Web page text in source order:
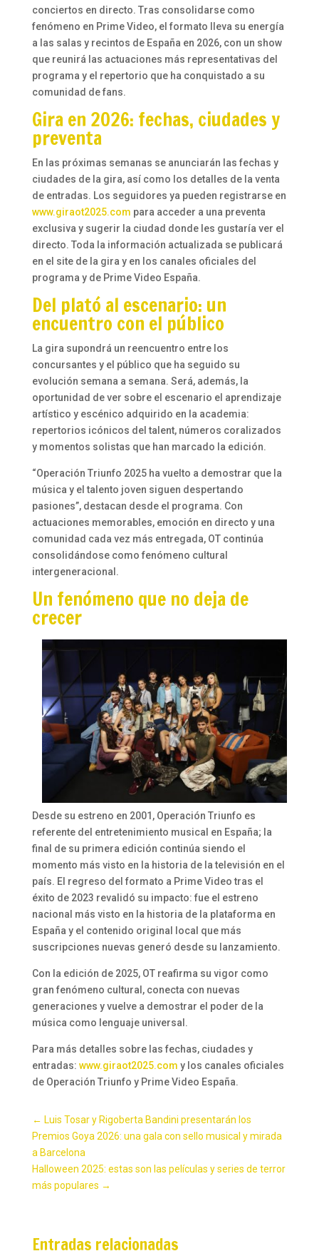
conciertos en directo. Tras consolidarse como
fenómeno en Prime Video, el formato lleva su energía
a las salas y recintos de España en 2026, con un show
que reunirá las actuaciones más representativas del
programa y el repertorio que ha conquistado a su
comunidad de fans.
Gira en 2026: fechas, ciudades y
preventa
En las próximas semanas se anunciarán las fechas y
ciudades de la gira, así como los detalles de la venta
de entradas. Los seguidores ya pueden registrarse en
www.giraot2025.com para acceder a una preventa
exclusiva y sugerir la ciudad donde les gustaría ver el
directo. Toda la información actualizada se publicará
en el site de la gira y en los canales oficiales del
programa y de Prime Video España.
Del plató al escenario: un
encuentro con el público
La gira supondrá un reencuentro entre los
concursantes y el público que ha seguido su
evolución semana a semana. Será, además, la
oportunidad de ver sobre el escenario el aprendizaje
artístico y escénico adquirido en la academia:
repertorios icónicos del talent, números coralizados
y momentos solistas que han marcado la edición.
“Operación Triunfo 2025 ha vuelto a demostrar que la
música y el talento joven siguen despertando
pasiones”, destacan desde el programa. Con
actuaciones memorables, emoción en directo y una
comunidad cada vez más entregada, OT continúa
consolidándose como fenómeno cultural
intergeneracional.
Un fenómeno que no deja de
crecer
Desde su estreno en 2001, Operación Triunfo es
referente del entretenimiento musical en España; la
final de su primera edición continúa siendo el
momento más visto en la historia de la televisión en el
país. El regreso del formato a Prime Video tras el
éxito de 2023 revalidó su impacto: fue el estreno
nacional más visto en la historia de la plataforma en
España y el contenido original local que más
suscripciones nuevas generó desde su lanzamiento.
Con la edición de 2025, OT reafirma su vigor como
gran fenómeno cultural, conecta con nuevas
generaciones y vuelve a demostrar el poder de la
música como lenguaje universal.
Para más detalles sobre las fechas, ciudades y
entradas: www.giraot2025.com y los canales oficiales
de Operación Triunfo y Prime Video España.
← Luis Tosar y Rigoberta Bandini presentarán los
Premios Goya 2026: una gala con sello musical y mirada
a Barcelona
Halloween 2025: estas son las películas y series de terror
más populares →
Entradas relacionadas